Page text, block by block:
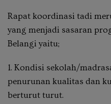
Rapat koordinasi tadi
yang menjadi sasaran
Belangi yaitu;
1. Kondisi sekolah/
penurunan kualitas dan
berturut turut.